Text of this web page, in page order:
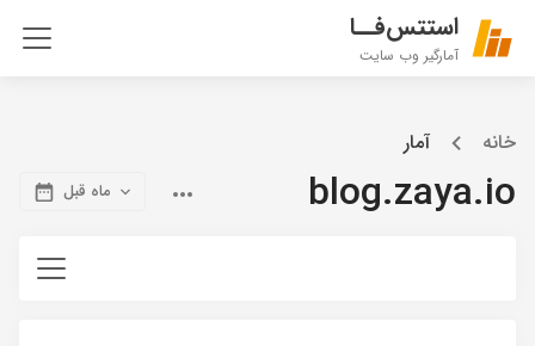
استتس‌فــا
آمارگیر وب سایت
خانه آمار
blog.zaya.io ماه قبل